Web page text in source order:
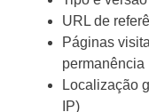
URL de
Páginas
permanência
Localização
IP)